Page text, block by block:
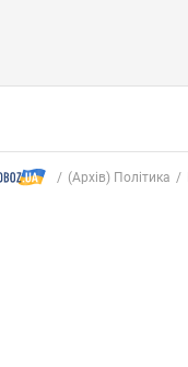
(Архів) Політика